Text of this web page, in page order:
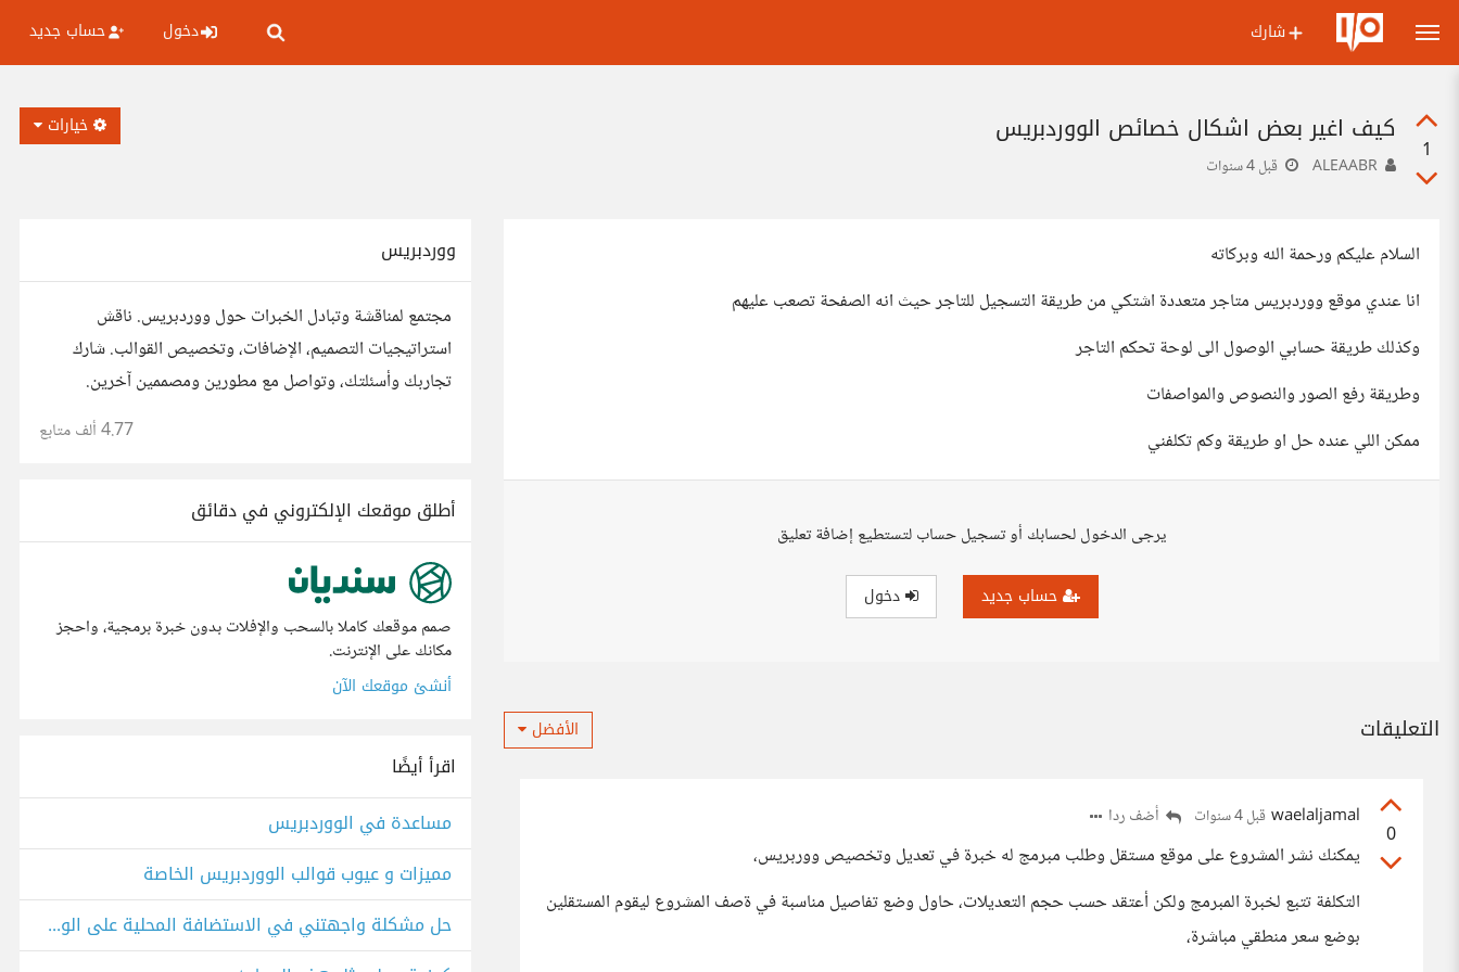
شارك دخول حساب جديد
1
كيف اغير بعض اشكال خصائص الووردبريس
قبل 4 سنوات
خيارات
السلام عليكم ورحمة الله وبركاته
انا عندي موقع ووردبريس متاجر متعددة اشتكي من طريقة التسجيل للتاجر حيث انه الصفحة تصعب عليهم
وكذلك طريقة حسابي الوصول الى لوحة تحكم التاجر
وطريقة رفع الصور والنصوص والمواصفات
ممكن اللي عنده حل او طريقة وكم تكلفني
يرجى الدخول لحسابك أو تسجيل حساب لتستطيع إضافة تعليق
حساب جديد دخول
التعليقات الأفضل
0
waelaljamal قبل 4 سنوات أضف ردا
يمكنك نشر المشروع على موقع مستقل وطلب مبرمج له خبرة في تعديل وتخصيص ووربريس،
التكلفة تتبع لخبرة المبرمج ولكن أعتقد حسب حجم التعديلات، حاول وضع تفاصيل مناسبة في ةصف المشروع ليقوم المستقلين
بوضع سعر منطقي مباشرة،
ووردبريس
مجتمع لمناقشة وتبادل الخبرات حول ووردبريس. ناقش
استراتيجيات التصميم، الإضافات، وتخصيص القوالب. شارك
تجاربك وأسئلتك، وتواصل مع مطورين ومصممين آخرين.
4.77 ألف متابع
أطلق موقعك الإلكتروني في دقائق
صمم موقعك كاملا بالسحب والإفلات بدون خبرة برمجية، واحجز
مكانك على الإنترنت.
أنشئ موقعك الآن
اقرأ أيضًا
مساعدة في الووردبريس
مميزات و عيوب قوالب الووردبريس الخاصة
حل مشكلة واجهتني في الاستضافة المحلية على الووردبريس